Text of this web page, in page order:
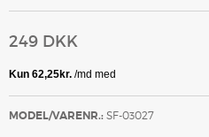
249 DKK
MODEL/VARENR.: SF-03027